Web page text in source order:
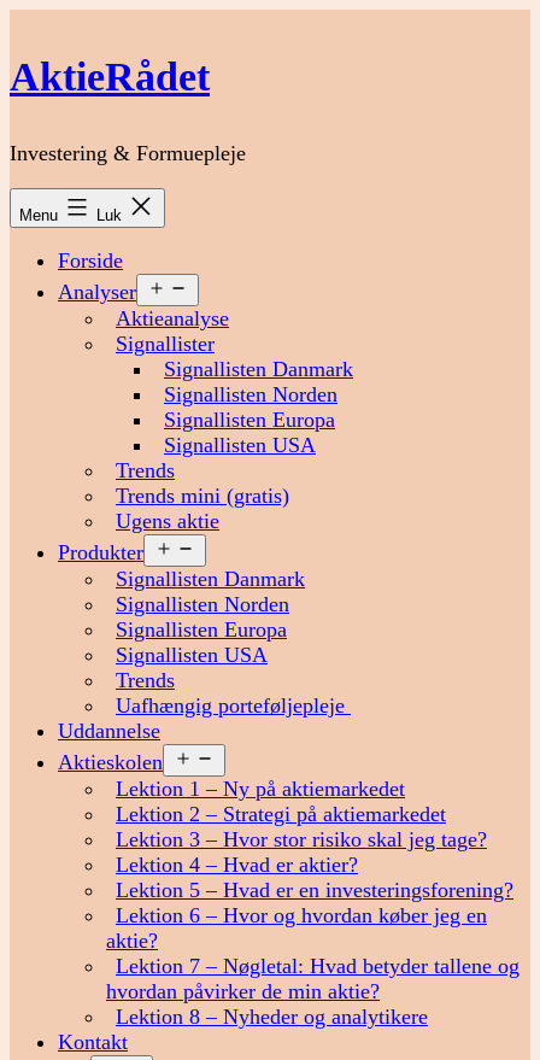
indhold
AktieRådet
Investering & Formuepleje
Menu Luk
Forside
Analyser
menu
Aktieanalyse
Signallister
Signallisten Danmark
Signallisten Norden
Signallisten Europa
Signallisten USA
Trends
Trends mini (gratis)
Ugens aktie
Produkter
menu
Signallisten Danmark
Signallisten Norden
Signallisten Europa
Signallisten USA
Trends
Uafhængig porteføljepleje
Uddannelse
Aktieskolen
menu
Lektion 1 – Ny på aktiemarkedet
Lektion 2 – Strategi på aktiemarkedet
Lektion 3 – Hvor stor risiko skal jeg tage?
Lektion 4 – Hvad er aktier?
Lektion 5 – Hvad er en investeringsforening?
Lektion 6 – Hvor og hvordan køber jeg en
aktie?
Lektion 7 – Nøgletal: Hvad betyder tallene og
hvordan påvirker de min aktie?
Lektion 8 – Nyheder og analytikere
Kontakt